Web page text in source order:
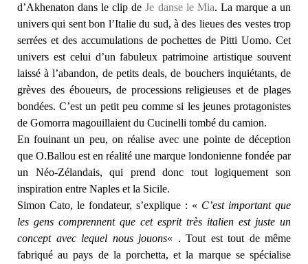
d’Akhenaton dans le clip deJe danse le Mia. La marque a un
univers qui sent bon l’Italie du sud, à des lieues des vestes trop
serrées et des accumulations de pochettes de Pitti Uomo. Cet
univers est celui d’un fabuleux patrimoine artistique souvent
laissé à l’abandon, de petits deals, de bouchers inquiétants, de
grèves des éboueurs, de processions religieuses et de plages
bondées. C’est un petit peu comme si les jeunes protagonistes
de Gomorra magouillaient du Cucinelli tombé du camion.
En fouinant un peu, on réalise avec une pointe de déception
que O.Ballou est en réalité une marque londonienne fondée par
un Néo-Zélandais, qui prend donc tout logiquement son
inspiration entre Naples et la Sicile.
Simon Cato, le fondateur, s’explique : « C’est important que
les gens comprennent que cet esprit très italien est juste un
concept avec lequel nous jouons« . Tout est tout de même
fabriqué au pays de la porchetta, et la marque se spécialise